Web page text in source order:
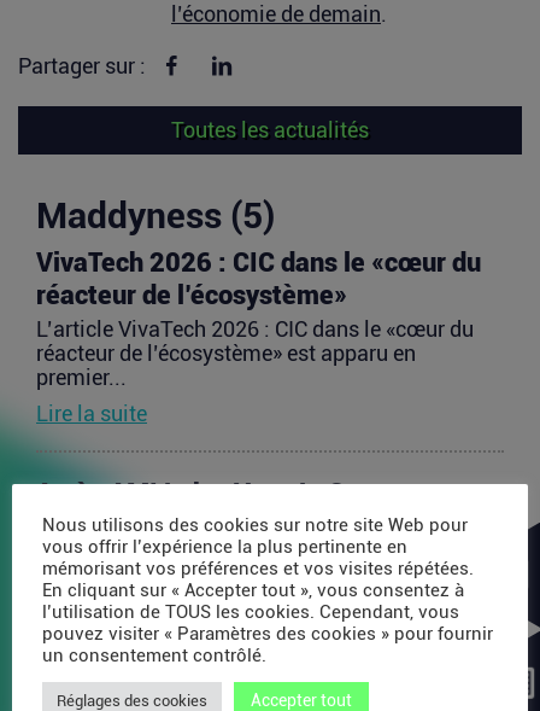
l’économie de demain.
Partager sur : Partager sur Facebook
Toutes les actualités
Maddyness (5)
VivaTech 2026 : CIC dans le «cœur du
réacteur de l’écosystème»
L’article VivaTech 2026 : CIC dans le «cœur du
réacteur de l’écosystème» est apparu en
premier...
Lire la suite
Après AMI Labs, Yann LeCun veut
lancer un fonds de 200 millions d’euros
dédié à l’IA
L’article Après AMI Labs, Yann LeCun veut lancer
un fonds de 200 millions d’euros dédié à l’IA
est...
Lire la suite
Nous utilisons des cookies sur notre site Web pour
vous offrir l’expérience la plus pertinente en
mémorisant vos préférences et vos visites répétées.
En cliquant sur « Accepter tout », vous consentez à
l’utilisation de TOUS les cookies. Cependant, vous
pouvez visiter « Paramètres des cookies » pour fournir
un consentement contrôlé.
Réglages des cookies Accepter tout